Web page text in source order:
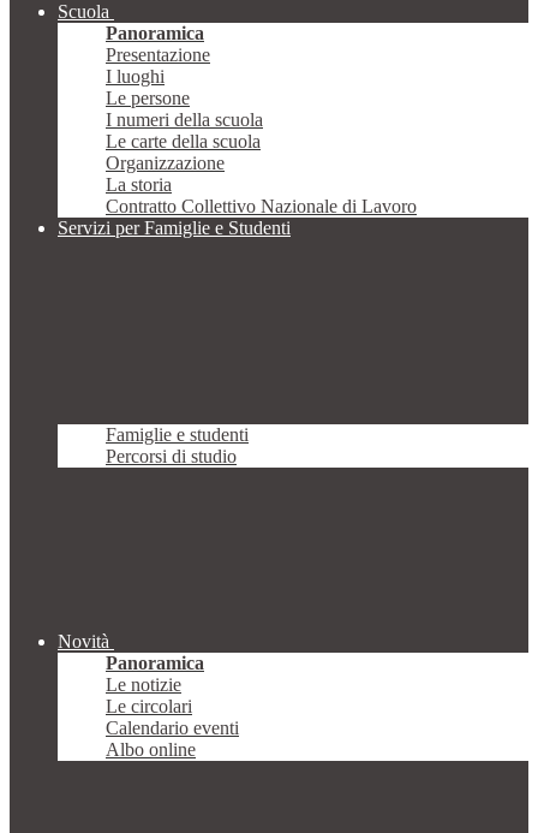
Scuola
Panoramica
Presentazione
I luoghi
Le persone
I numeri della scuola
Le carte della scuola
Organizzazione
La storia
Contratto Collettivo Nazionale di Lavoro
Servizi per Famiglie e Studenti
Famiglie e studenti
Percorsi di studio
Novità
Panoramica
Le notizie
Le circolari
Calendario eventi
Albo online